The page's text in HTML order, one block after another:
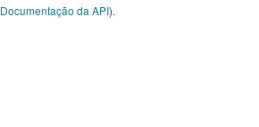
Documentação da API).